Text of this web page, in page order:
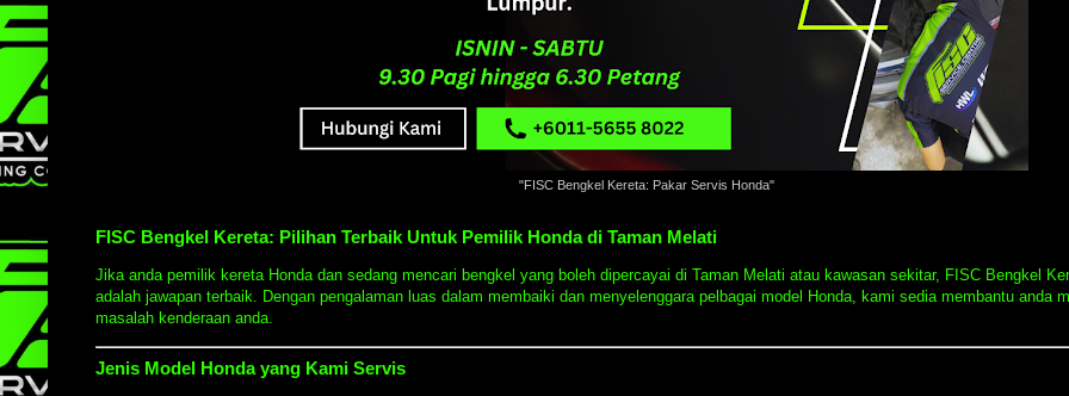
"FISC Bengkel Kereta: Pakar Servis Honda"
FISC Bengkel Kereta: Pilihan Terbaik Untuk Pemilik Honda di Taman Melati
Jika anda pemilik kereta Honda dan sedang mencari bengkel yang boleh dipercayai di Taman Melati atau kawasan sekitar, FISC Bengkel
adalah jawapan terbaik. Dengan pengalaman luas dalam membaiki dan menyelenggara pelbagai model Honda, kami sedia membantu anda
masalah kenderaan anda.
Jenis Model Honda yang Kami Servis